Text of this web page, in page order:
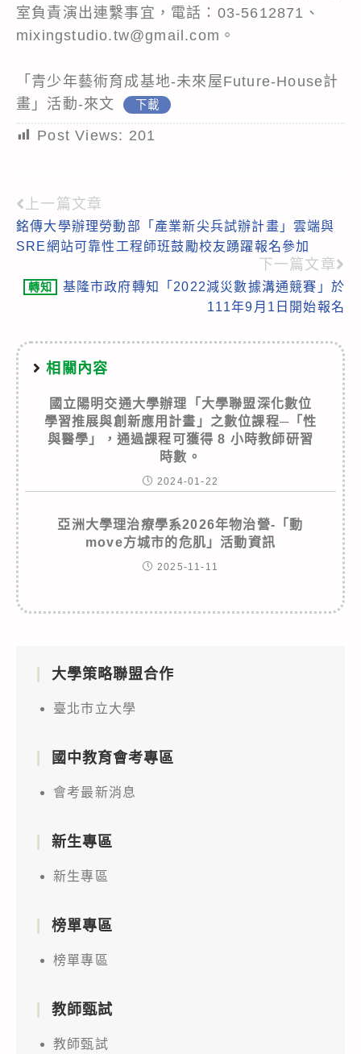
室負責演出連繫事宜，電話：03-5612871、
mixingstudio.tw@gmail.com。
「青少年藝術育成基地-未來屋Future-House計
畫」活動-來文
下載
Post Views: 201
Read
more
上一篇文章
銘傳大學辦理勞動部「產業新尖兵試辦計畫」雲端與
SRE網站可靠性工程師班鼓勵校友踴躍報名參加
下一篇文章
轉知
基隆市政府轉知「2022減災數據溝通競賽」於
111年9月1日開始報名
相關內容
國立陽明交通大學辦理「大學聯盟深化數位
學習推展與創新應用計畫」之數位課程─「性
與醫學」，通過課程可獲得 8 小時教師研習
時數。
2024-01-22
亞洲大學理治療學系2026年物治營-「動
move方城市的危肌」活動資訊
2025-11-11
大學策略聯盟合作
臺北市立大學
國中教育會考專區
會考最新消息
新生專區
新生專區
榜單專區
榜單專區
教師甄試
教師甄試